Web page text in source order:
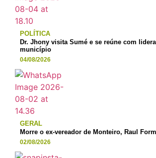
POLÍTICA
Dr. Jhony visita Sumé e se reúne com
município
04/08/2026
GERAL
Morre o ex-vereador de Monteiro, Raul
02/08/2026